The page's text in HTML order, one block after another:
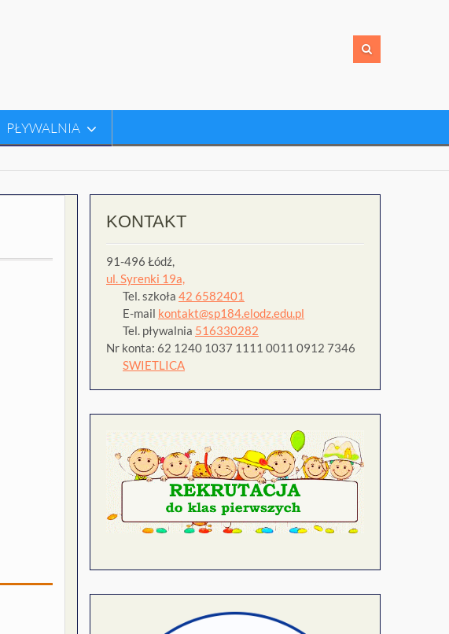
PŁYWALNIA
KONTAKT
91-496 Łódź,
ul. Syrenki 19a,
Tel. szkoła 42 6582401
E-mail kontakt@sp184.elodz.edu.pl
Tel. pływalnia 516330282
Nr konta: 62 1240 1037 1111 0011 0912 7346
SWIETLICA